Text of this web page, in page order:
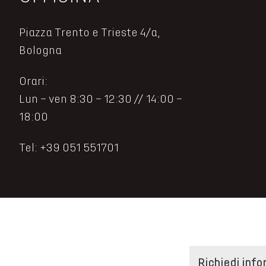
Piazza Trento e Trieste 4/a,
Bologna
Orari:
Lun – ven 8:30 – 12:30 // 14:00 –
18:00
Tel: +39 051 551701
Richiedi